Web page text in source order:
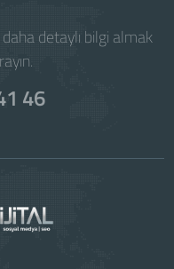
detaylı bilgi almak
46